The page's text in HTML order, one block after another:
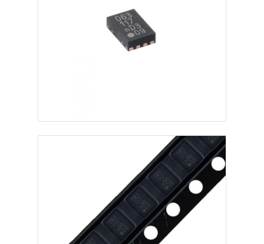
Obwody zintegrowane RF
Moduł GPS
Moduł częstotliwości radiowych